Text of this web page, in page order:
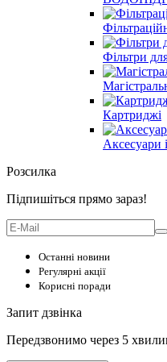
Фільтри
Картриджі
Аксесуари
Розсилка
Підпишіться прямо зараз!
Останні новини
Регулярні акції
Корисні поради
Запит дзвінка
Передзвонимо через 5